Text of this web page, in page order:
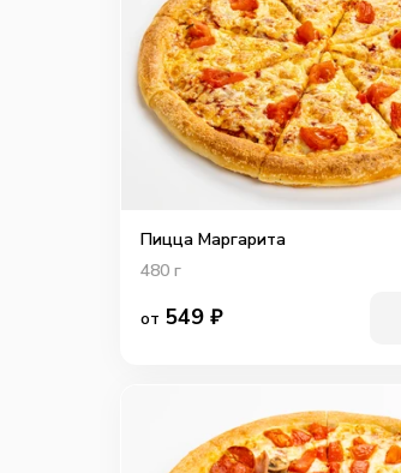
Пицца Маргарита
480 г
от 549 ₽